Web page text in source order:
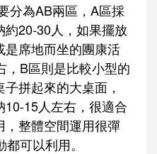
分為AB兩區，A區採
20-30人，如果擺放
是席地而坐的團康活
，B區則是比較小型的
拼起來的大桌面，
15人左右，很適合
整體空間運用很彈
可以利用。